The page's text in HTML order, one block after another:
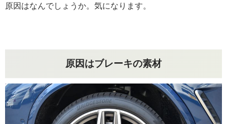
原因はなんでしょうか。気になります。
原因はブレーキの素材